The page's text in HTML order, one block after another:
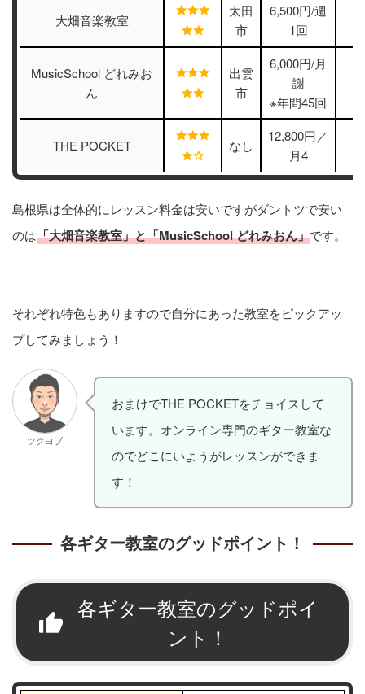
大畑音楽教室
太田
市
6,500円/週
1回
MusicSchool どれみお
ん
出雲
市
6,000円/月
謝
※年間45回
THE POCKET なし
12,800円／
月4
島根県は全体的にレッスン料金は安いですがダントツで安い
のは「大畑音楽教室」と「MusicSchool どれみおん」です。
それぞれ特色もありますので自分にあった教室をピックアッ
プしてみましょう！
ツクヨブ
おまけでTHE POCKETをチョイスして
います。オンライン専門のギター教室な
のでどこにいようがレッスンができま
す！
各ギター教室のグッドポイント！
各ギター教室のグッドポイ
ント！